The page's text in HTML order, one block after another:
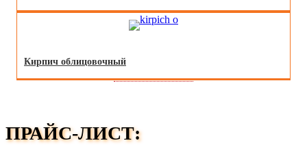
Кирпич облицовочный
ПРАЙС-ЛИСТ: